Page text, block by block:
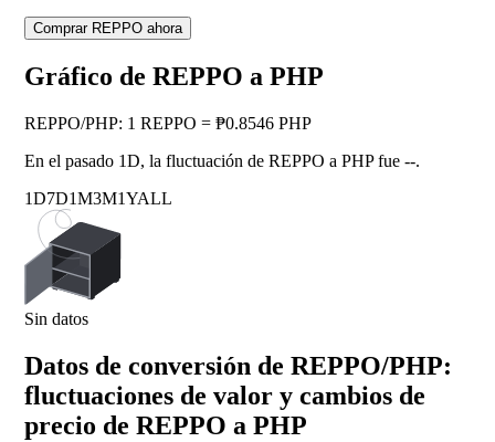
Comprar REPPO ahora
Gráfico de REPPO a PHP
REPPO/PHP: 1 REPPO = ₱0.8546 PHP
En el pasado 1D, la fluctuación de REPPO a PHP fue --.
1D7D1M3M1YALL
Sin datos
Datos de conversión de REPPO/PHP:
fluctuaciones de valor y cambios de
precio de REPPO a PHP